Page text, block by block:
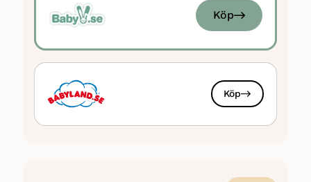
certifierad
Sleepi, men sängen är med på
topplistan på flera bäst i test-sidor
Köp
Köp